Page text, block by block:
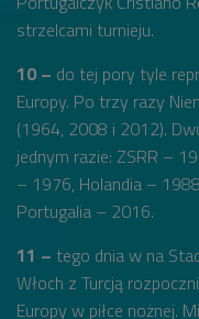
strzelcami turnieju.
10 – do tej pory tyle
Europy. Po trzy razy
(1964, 2008 i 2012).
jednym razie: ZSRR –
– 1976, Holandia –
Portugalia – 2016.
11 – tego dnia w na
Włoch z Turcją
Europy w piłce nożnej.